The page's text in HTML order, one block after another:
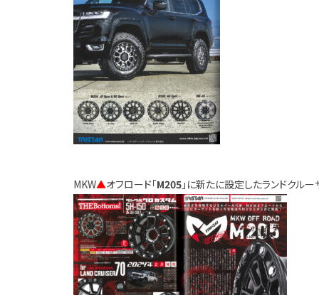
MKW▲オフロード「M205 」に新たに設定したランドク